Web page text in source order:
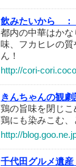
飲みたいから ：
都内の中華はか
味、フカヒレの
ん！
http://cori-
きんちゃんの観
鶏の旨味を閉じ
鶏にも染みこむ
http://
千代田グルメ遺